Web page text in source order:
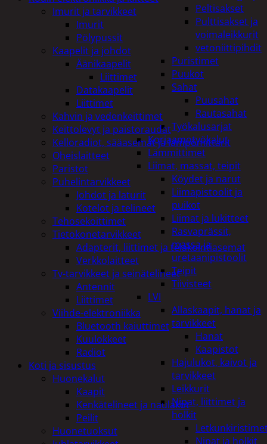
Peltisakset
Pulttisakset ja
voimaleikkurit
vetoniittipihdit
Puristimet
Puukot
Sahat
Puusahat
Rautasahat
Työkalusarjat
Korjaamotyökalut
Lämmittimet
Liimat, massat, teipit
Köydet ja narut
Liimapistoolit ja
puikot
Liimat ja lukitteet
Rasvaprässit,
massa ja
uretaanipistoolit
Teipit
Tiivisteet
LVI
Allaskaapit, hanat ja
tarvikkeet
Hanat
Kaapistot
Hajulukot, kaivot ja
tarvikkeet
Leikkurit
Nipat, liittimet ja
holkit
Nipat ja holkit
Imurit ja tarvikkeet
Imurit
Pölypussit
Kaapelit ja johdot
Äänikaapelit
Liittimet
Datakaapelit
Liittimet
Kahvin ja vedenkeittimet
Keittolevyt ja paistoraudat
Kelloradiot, sääasemat ja lämpömittarit
Oheislaitteet
Paristot
Puhelintarvikkeet
Johdot ja laturit
Kotelot ja telineet
Tehosekoittimet
Tietokonetarvikkeet
Adapterit, liittimet ja telakointiasemat
Verkkolaitteet
Tv-tarvikkeet ja seinätelineet
Antennit
Liittimet
Viihde-elektroniikka
Bluetooth kaiuttimet
Kuulokkeet
Radiot
Koti ja sisustus
Huonekalut
Kaapit
Kenkätelineet ja naulakot
Peilit
Huonetuoksut